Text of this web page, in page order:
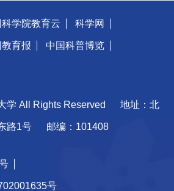
学院教育云 科学网
育报 中国科普博览
学 All Rights Reserved 地址：北
路1号 邮编：101408
号